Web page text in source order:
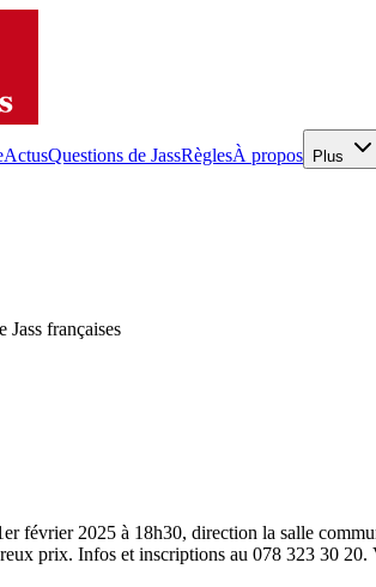
ActusQuestions de JassRèglesÀ propos Plus
Jass françaises
février 2025 à 18h30, direction la salle
prix. Infos et inscriptions au 078 323 30 20.